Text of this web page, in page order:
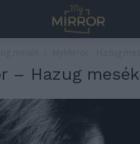
– Hazug mesék